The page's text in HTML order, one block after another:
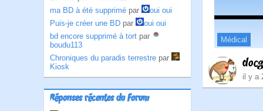
ma BD à été supprimé par
oui oui
Puis-je créer une BD par
oui oui
bd encore supprimé à tort par
boudu113
Chroniques du paradis terrestre par
Kiosk
Réponses récentes du Forum
Médical
il y a